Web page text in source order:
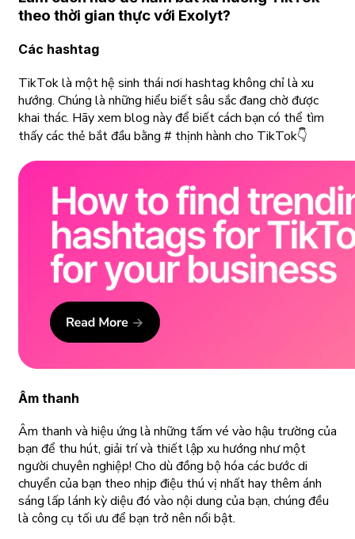
theo thời gian thực với Exolyt?
Các hashtag
TikTok là một hệ sinh thái nơi hashtag không chỉ là xu
hướng. Chúng là những hiểu biết sâu sắc đang chờ được
khai thác. Hãy xem blog này để biết cách bạn có thể tìm
thấy các thẻ bắt đầu bằng # thịnh hành cho TikTok👇
Âm thanh
Âm thanh và hiệu ứng là những tấm vé vào hậu trường của
bạn để thu hút, giải trí và thiết lập xu hướng như một
người chuyên nghiệp! Cho dù đồng bộ hóa các bước di
chuyển của bạn theo nhịp điệu thú vị nhất hay thêm ánh
sáng lấp lánh kỳ diệu đó vào nội dung của bạn, chúng đều
là công cụ tối ưu để bạn trở nên nổi bật.